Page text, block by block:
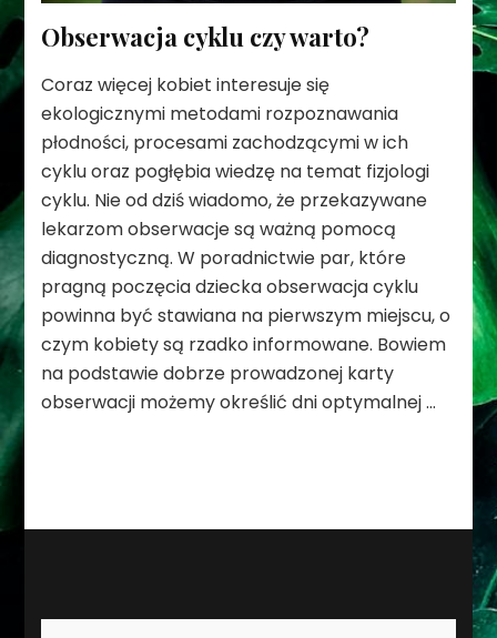
Obserwacja cyklu czy warto?
Coraz więcej kobiet interesuje się
ekologicznymi metodami rozpoznawania
płodności, procesami zachodzącymi w ich
cyklu oraz pogłębia wiedzę na temat fizjologi
cyklu. Nie od dziś wiadomo, że przekazywane
lekarzom obserwacje są ważną pomocą
diagnostyczną. W poradnictwie par, które
pragną poczęcia dziecka obserwacja cyklu
powinna być stawiana na pierwszym miejscu, o
czym kobiety są rzadko informowane. Bowiem
na podstawie dobrze prowadzonej karty
obserwacji możemy określić dni optymalnej …